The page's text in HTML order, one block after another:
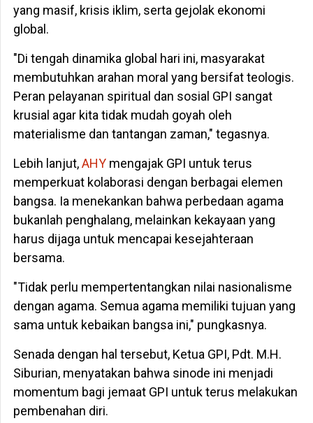
yang masif, krisis iklim, serta gejolak ekonomi
global.
"Di tengah dinamika global hari ini, masyarakat
membutuhkan arahan moral yang bersifat teologis.
Peran pelayanan spiritual dan sosial GPI sangat
krusial agar kita tidak mudah goyah oleh
materialisme dan tantangan zaman," tegasnya.
Lebih lanjut,AHYmengajak GPI untuk terus
memperkuat kolaborasi dengan berbagai elemen
bangsa. Ia menekankan bahwa perbedaan agama
bukanlah penghalang, melainkan kekayaan yang
harus dijaga untuk mencapai kesejahteraan
bersama.
"Tidak perlu mempertentangkan nilai nasionalisme
dengan agama. Semua agama memiliki tujuan yang
sama untuk kebaikan bangsa ini," pungkasnya.
Senada dengan hal tersebut, Ketua GPI, Pdt. M.H.
Siburian, menyatakan bahwa sinode ini menjadi
momentum bagi jemaat GPI untuk terus melakukan
pembenahan diri.